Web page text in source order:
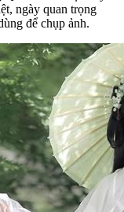
ngày quan trọng
để chụp ảnh.